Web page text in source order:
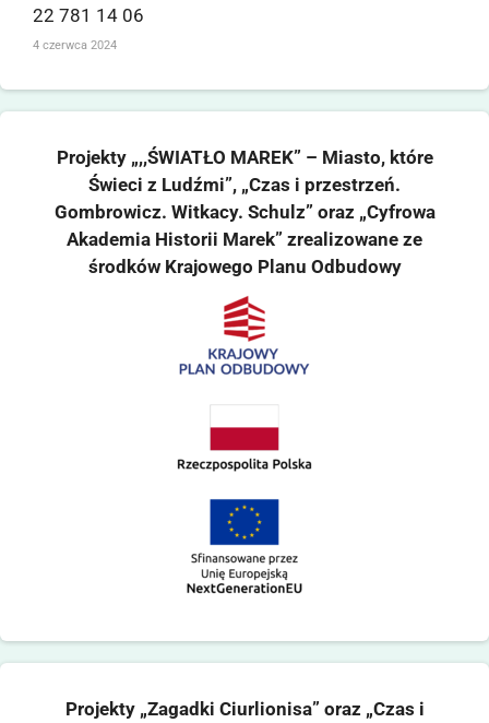
22 781 14 06
4 czerwca 2024
Projekty „,,ŚWIATŁO MAREK” – Miasto, które
Świeci z Ludźmi”, „Czas i przestrzeń.
Gombrowicz. Witkacy. Schulz” oraz „Cyfrowa
Akademia Historii Marek” zrealizowane ze
środków Krajowego Planu Odbudowy
Projekty „Zagadki Ciurlionisa” oraz „Czas i